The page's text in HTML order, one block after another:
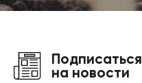
Подписаться
на новости